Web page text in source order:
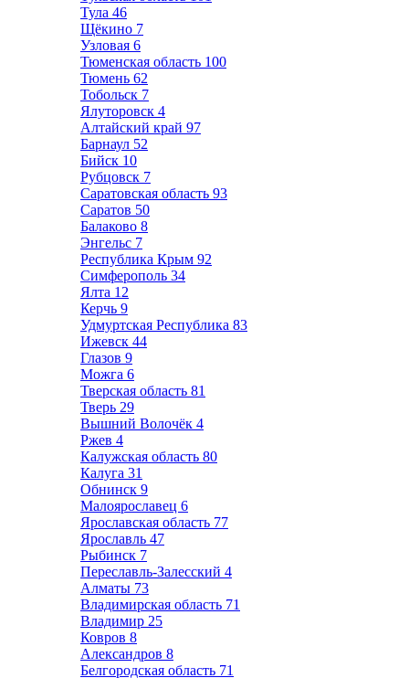
Тула 46
Щёкино 7
Узловая 6
Тюменская область 100
Тюмень 62
Тобольск 7
Ялуторовск 4
Алтайский край 97
Барнаул 52
Бийск 10
Рубцовск 7
Саратовская область 93
Саратов 50
Балаково 8
Энгельс 7
Республика Крым 92
Симферополь 34
Ялта 12
Керчь 9
Удмуртская Республика 83
Ижевск 44
Глазов 9
Можга 6
Тверская область 81
Тверь 29
Вышний Волочёк 4
Ржев 4
Калужская область 80
Калуга 31
Обнинск 9
Малоярославец 6
Ярославская область 77
Ярославль 47
Рыбинск 7
Переславль-Залесский 4
Алматы 73
Владимирская область 71
Владимир 25
Ковров 8
Александров 8
Белгородская область 71